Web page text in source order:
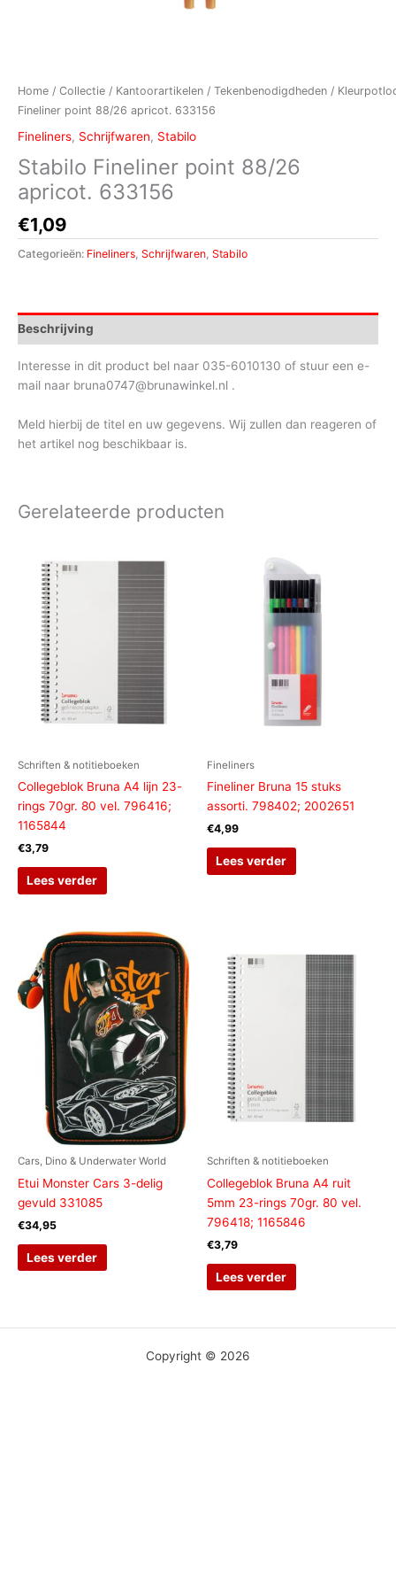
Home / Collectie / Kantoorartikelen / Tekenbenodigdheden /
Fineliner point 88/26 apricot. 633156
Fineliners, Schrijfwaren, Stabilo
Stabilo Fineliner point 88/26
apricot. 633156
€1,09
Categorieën: Fineliners, Schrijfwaren, Stabilo
Beschrijving
Interesse in dit product bel naar 035-6010130 of stuur een e-
mail naar bruna0747@brunawinkel.nl .
Meld hierbij de titel en uw gegevens. Wij zullen dan reageren of
het artikel nog beschikbaar is.
Gerelateerde producten
Schriften & notitieboeken
Collegeblok Bruna A4 lijn 23-
rings 70gr. 80 vel. 796416;
1165844
€3,79
Lees verder
Fineliners
Fineliner Bruna 15 stuks
assorti. 798402; 2002651
€4,99
Lees verder
Cars, Dino & Underwater World
Etui Monster Cars 3-delig
gevuld 331085
€34,95
Lees verder
Schriften & notitieboeken
Collegeblok Bruna A4 ruit
5mm 23-rings 70gr. 80 vel.
796418; 1165846
€3,79
Lees verder
Copyright © 2026